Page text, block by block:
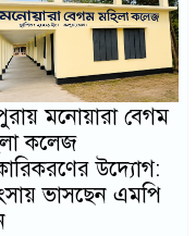
মনোয়ারা বেগম
কলেজ
উদ্যোগ:
ভাসছেন এমপি